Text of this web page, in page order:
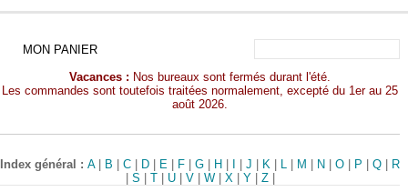
MON PANIER
Vacances : Nos bureaux sont fermés durant l'été.
Les commandes sont toutefois traitées normalement, excepté du 1er au 25
août 2026.
Index général :A| B |C D E F |G H |J K L M N |O P |Q
R
S T| U| V| W| X| Y| Z|